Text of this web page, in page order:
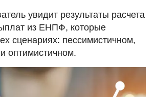
увидит результаты расчета
из ЕНПФ, которые
сценариях: пессимистичном,
оптимистичном.